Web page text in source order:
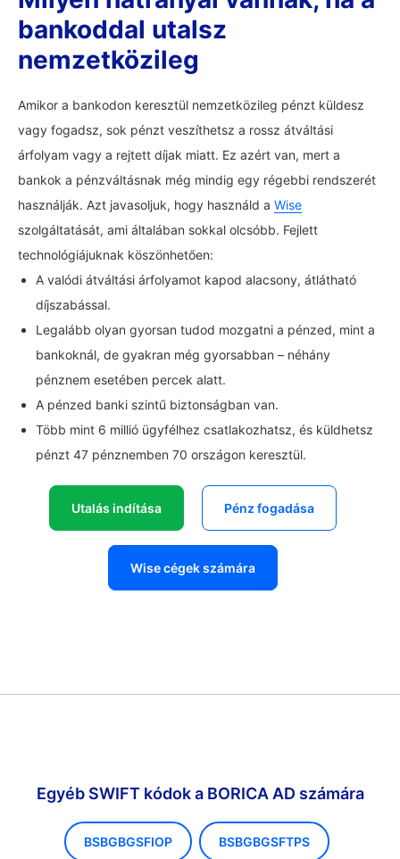
bankoddal utalsz
nemzetközileg
Amikor a bankodon keresztül nemzetközileg pénzt küldesz
vagy fogadsz, sok pénzt veszíthetsz a rossz átváltási
árfolyam vagy a rejtett díjak miatt. Ez azért van, mert a
bankok a pénzváltásnak még mindig egy régebbi rendszerét
használják. Azt javasoljuk, hogy használd a Wise
szolgáltatását, ami általában sokkal olcsóbb. Fejlett
technológiájuknak köszönhetően:
A valódi átváltási árfolyamot kapod alacsony, átlátható
díjszabással.
Legalább olyan gyorsan tudod mozgatni a pénzed, mint a
bankoknál, de gyakran még gyorsabban – néhány
pénznem esetében percek alatt.
A pénzed banki szintű biztonságban van.
Több mint 6 millió ügyfélhez csatlakozhatsz, és küldhetsz
pénzt 47 pénznemben 70 országon keresztül.
Utalás indítása Pénz fogadása
Wise cégek számára
Egyéb SWIFT kódok a BORICA AD számára
BSBGBGSFIOP BSBGBGSFTPS